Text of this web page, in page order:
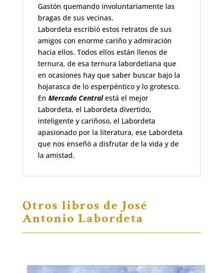
Gastón quemando involuntariamente las
bragas de sus vecinas.
Labordeta escribió estos retratos de sus
amigos con enorme cariño y admiración
hacia ellos. Todos ellos están llenos de
ternura, de esa ternura labordetiana que
en ocasiones hay que saber buscar bajo la
hojarasca de lo esperpéntico y lo grotesco.
En Mercado Centralestá el mejor
Labordeta, el Labordeta divertido,
inteligente y cariñoso, el Labordeta
apasionado por la literatura, ese Labordeta
que nos enseñó a disfrutar de la vida y de
la amistad.
Otros libros de José
Antonio Labordeta